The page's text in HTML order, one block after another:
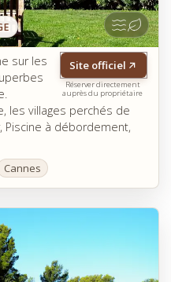
Site officiel
Réserver directement
auprès du propriétaire
sur les
les villages perchés de
Piscine à débordement,
Cannes